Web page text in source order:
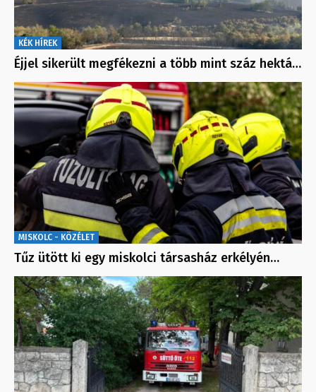
KÉK HÍREK
Éjjel sikerült megfékezni a több mint száz hektá…
MISKOLC - KÖZÉLET
Tűz ütött ki egy miskolci társasház erkélyén…